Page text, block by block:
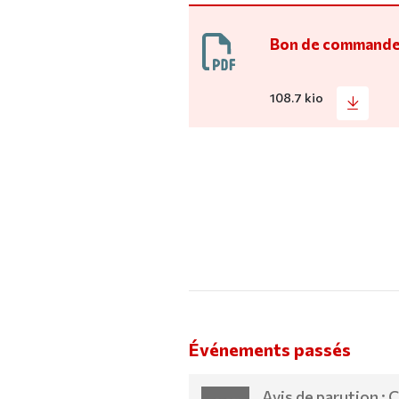
Bon de commande
108.7 kio
Événements passés